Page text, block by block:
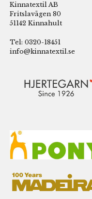
Kinnatextil AB
Fritslavägen 80
51142 Kinnahult
Tel: 0320-18451
info@kinnatextil.se